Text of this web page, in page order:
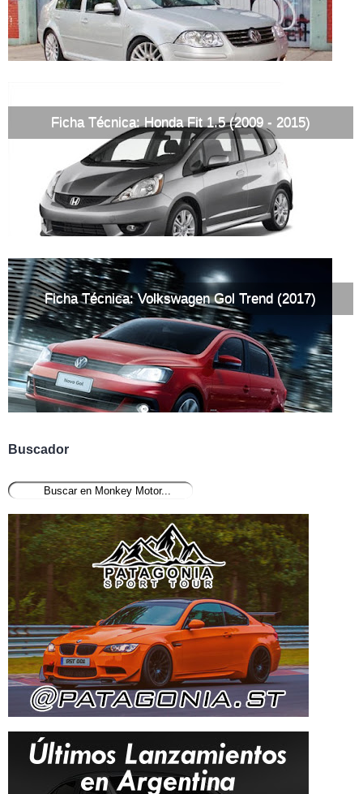
Ficha Técnica: Honda Fit 1.5 (2009 - 2015)
Ficha Técnica: Volkswagen Gol Trend (2017)
Buscador